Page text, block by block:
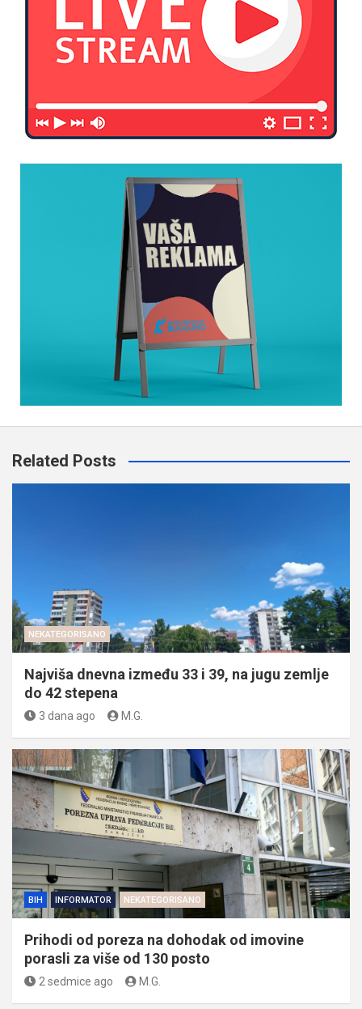
Related Posts
NEKATEGORISANO
Najviša dnevna između 33 i 39, na jugu zemlje
do 42 stepena
3 dana ago M.G.
BIH INFORMATOR NEKATEGORISANO
Prihodi od poreza na dohodak od imovine
porasli za više od 130 posto
2 sedmice ago M.G.